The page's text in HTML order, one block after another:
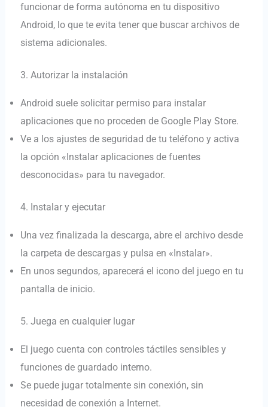
funcionar de forma autónoma en tu dispositivo
Android, lo que te evita tener que buscar archivos de
sistema adicionales.
3. Autorizar la instalación
Android suele solicitar permiso para instalar
aplicaciones que no proceden de Google Play Store.
Ve a los ajustes de seguridad de tu teléfono y activa
la opción «Instalar aplicaciones de fuentes
desconocidas» para tu navegador.
4. Instalar y ejecutar
Una vez finalizada la descarga, abre el archivo desde
la carpeta de descargas y pulsa en «Instalar».
En unos segundos, aparecerá el icono del juego en tu
pantalla de inicio.
5. Juega en cualquier lugar
El juego cuenta con controles táctiles sensibles y
funciones de guardado interno.
Se puede jugar totalmente sin conexión, sin
necesidad de conexión a Internet.